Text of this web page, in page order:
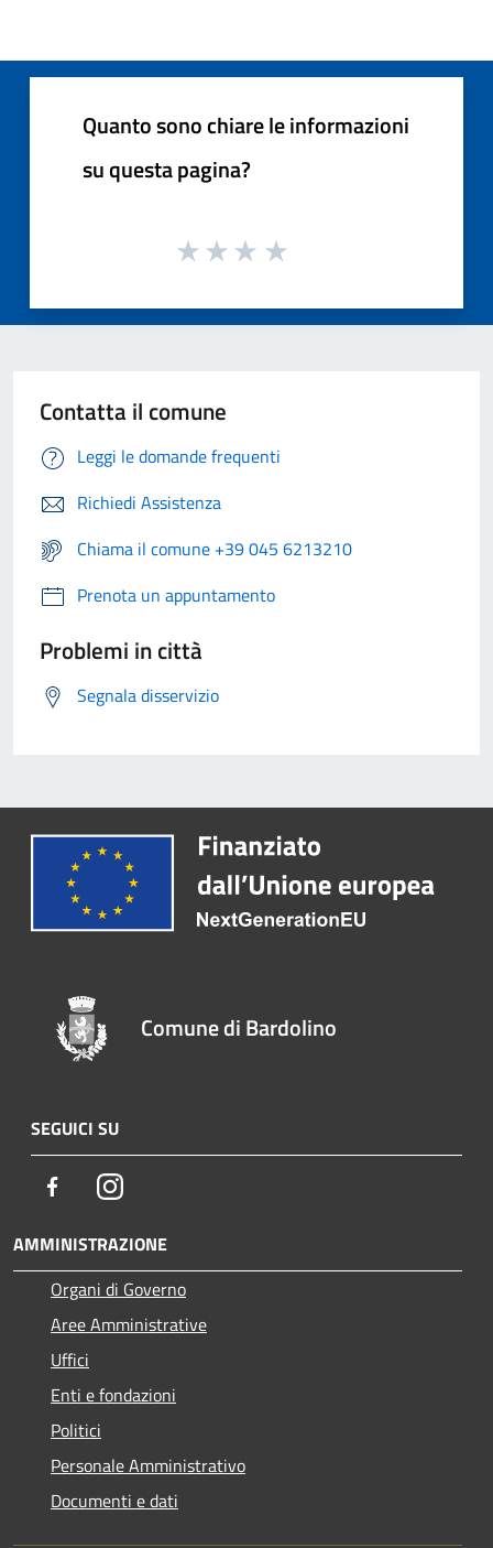
Quanto sono chiare le informazioni
su questa pagina?
Contatta il comune
Leggi le domande frequenti
Richiedi Assistenza
Chiama il comune +39 045 6213210
Prenota un appuntamento
Problemi in città
Segnala disservizio
Comune di Bardolino
SEGUICI SU
FacebookInstagram
AMMINISTRAZIONE
Organi di Governo
Aree Amministrative
Uffici
Enti e fondazioni
Politici
Personale Amministrativo
Documenti e dati